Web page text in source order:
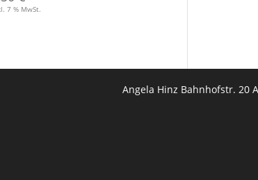
7 % MwSt.
Angela Hinz Bahnhofstr. 20